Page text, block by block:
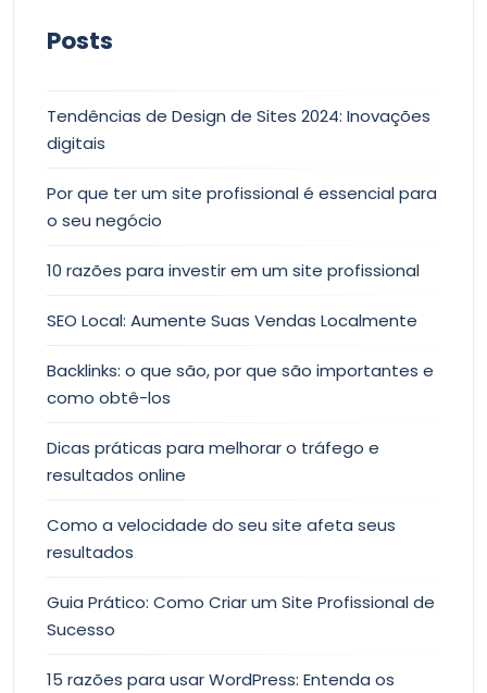
Posts
Tendências de Design de Sites 2024: Inovações
digitais
Por que ter um site profissional é essencial para
o seu negócio
10 razões para investir em um site profissional
SEO Local: Aumente Suas Vendas Localmente
Backlinks: o que são, por que são importantes e
como obtê-los
Dicas práticas para melhorar o tráfego e
resultados online
Como a velocidade do seu site afeta seus
resultados
Guia Prático: Como Criar um Site Profissional de
Sucesso
15 razões para usar WordPress: Entenda os